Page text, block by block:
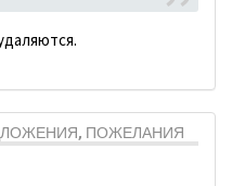
ПОЖЕЛАНИЯ